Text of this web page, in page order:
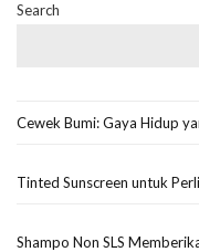
Search
Cewek Bumi: Gaya Hidup
Tinted Sunscreen untuk
Shampo Non SLS